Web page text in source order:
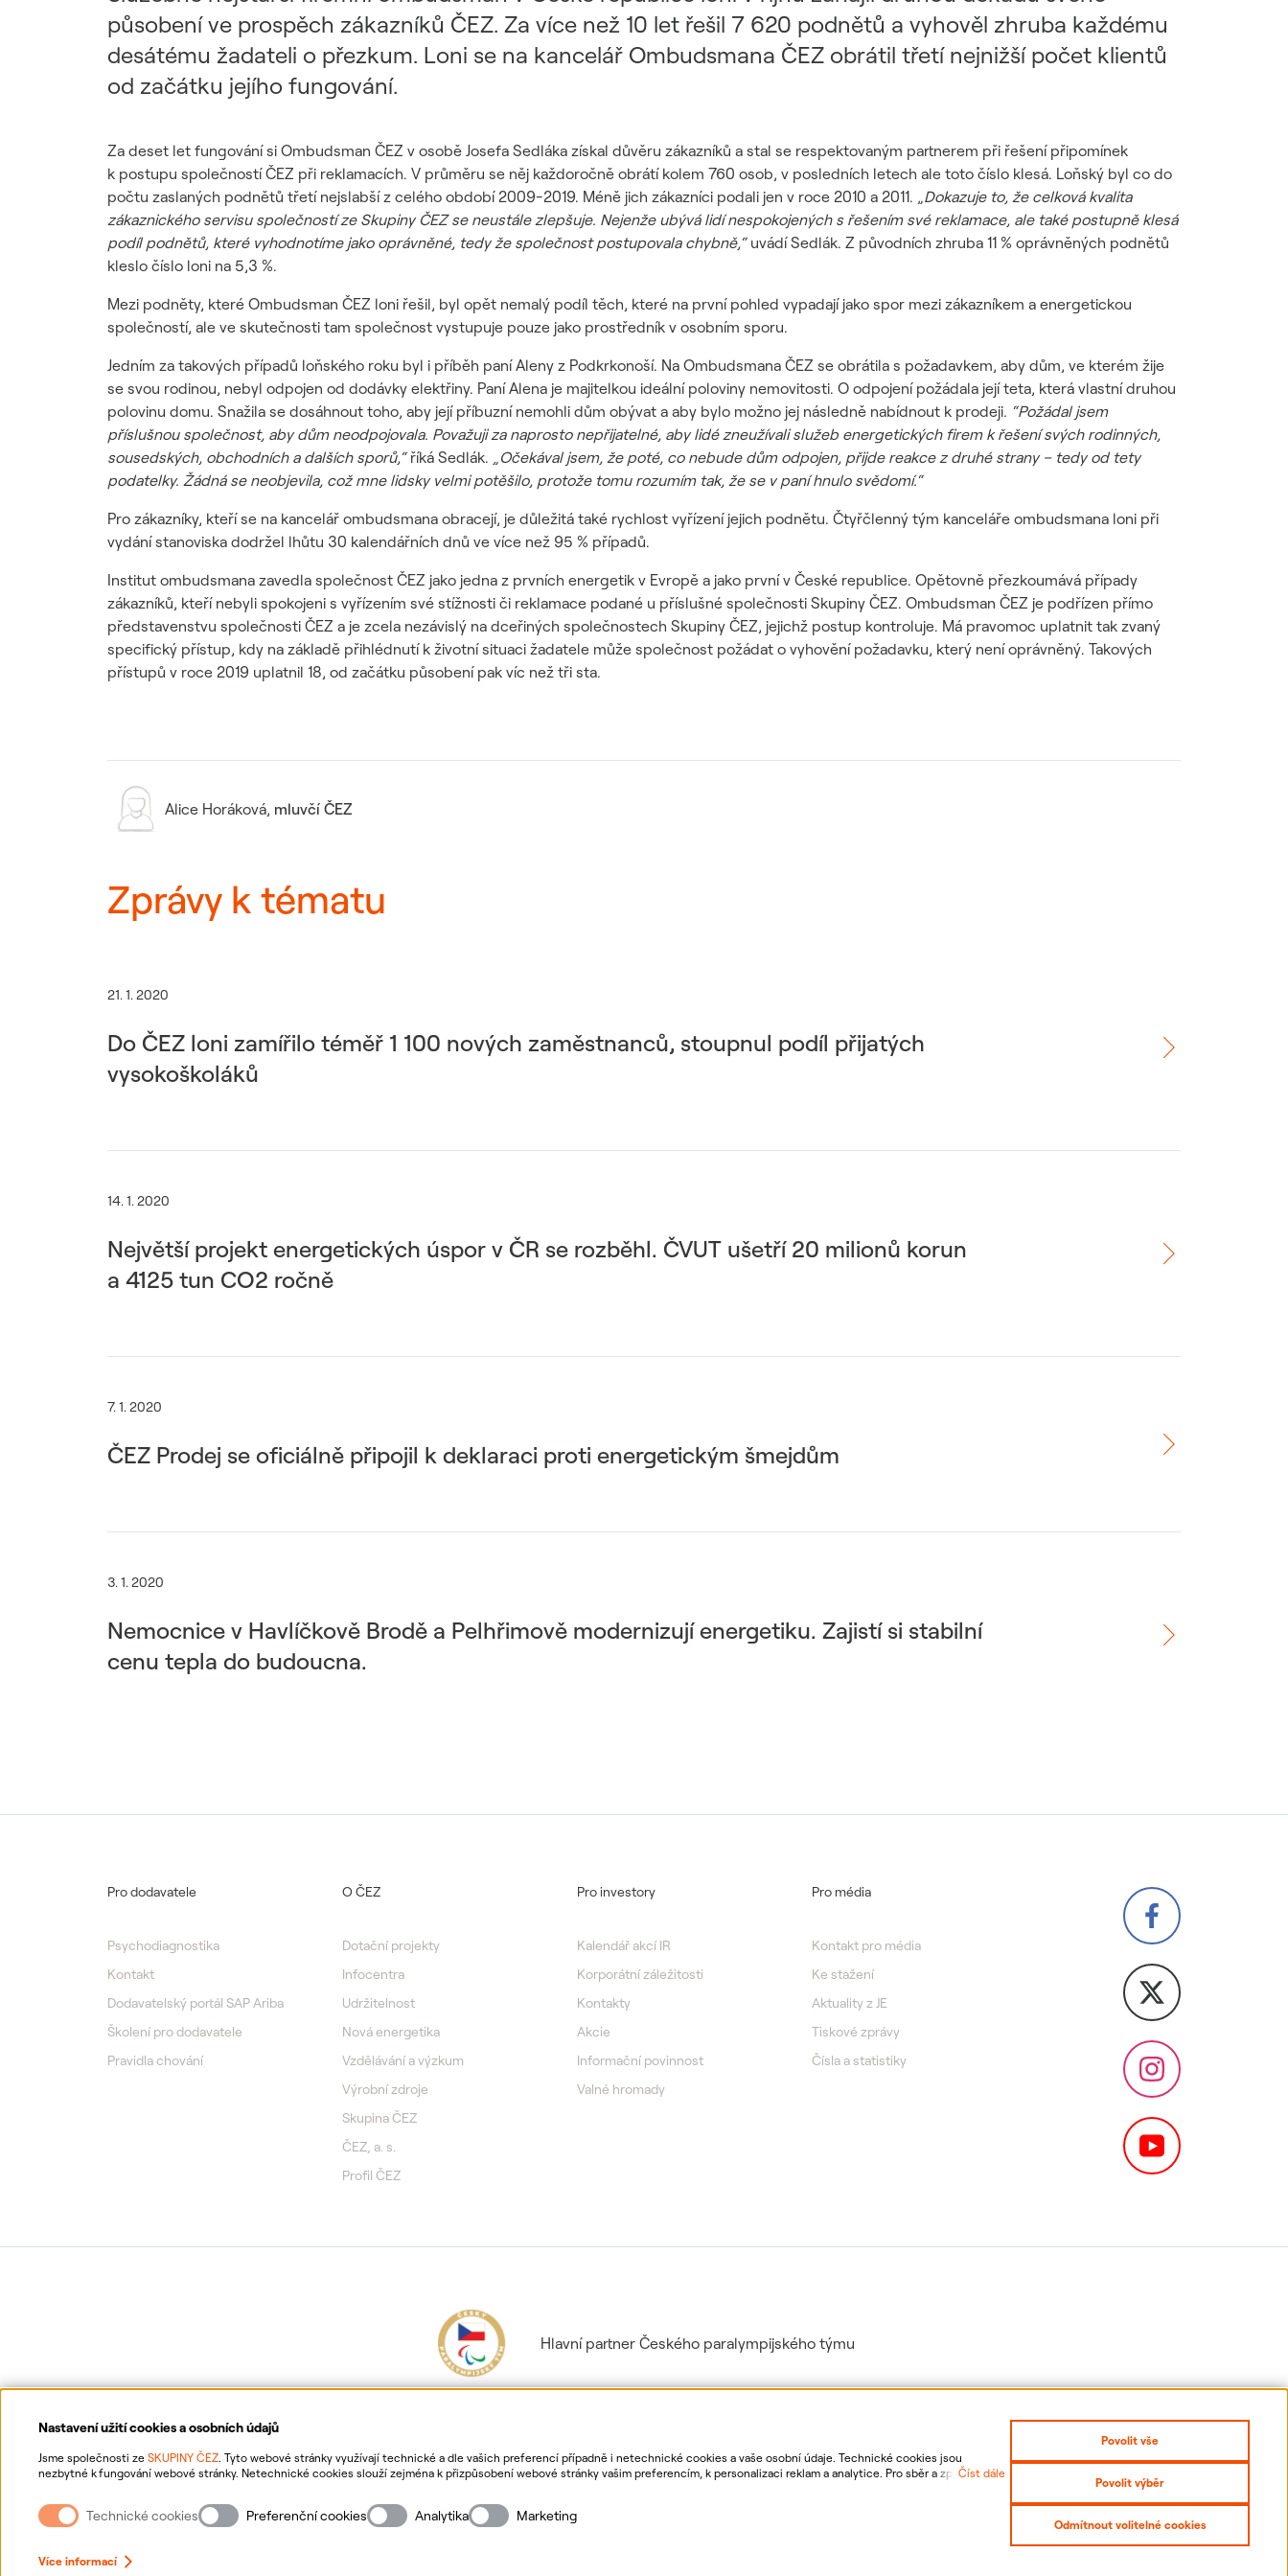
Nastavení užití cookies a osobních údajů
Jsme společnosti ze SKUPINY ČEZ. Tyto webové stránky využívají technické a dle vašich preferencí případně i netechnické cookies a vaše osobní údaje. Technické cookies jsou
nezbytné k fungování webové stránky. Netechnické cookies slouží zejména k přizpůsobení webové stránky vašim preferencím, k personalizaci reklam a analytice. Pro sběr a zpracování
souhlasů, naleznete
Číst dále
Technické cookies Preferenční cookies Analytika Marketing
Více informací
Povolit vše
Povolit výběr
Odmítnout volitelné cookies
řetězec / ESG dotazník
působení ve prospěch zákazníků ČEZ. Za více než 10 let řešil 7 620 podnětů a vyhověl zhruba každému
desátému žadateli o přezkum. Loni se na kancelář Ombudsmana ČEZ obrátil třetí nejnižší počet klientů
od začátku jejího fungování.
Za deset let fungování si Ombudsman ČEZ v osobě Josefa Sedláka získal důvěru zákazníků a stal se respektovaným partnerem při řešení připomínek
k postupu společností ČEZ při reklamacích. V průměru se něj každoročně obrátí kolem 760 osob, v posledních letech ale toto číslo klesá. Loňský byl co do
počtu zaslaných podnětů třetí nejslabší z celého období 2009-2019. Méně jich zákazníci podali jen v roce 2010 a 2011. „Dokazuje to, že celková kvalita
zákaznického servisu společností ze Skupiny ČEZ se neustále zlepšuje. Nejenže ubývá lidí nespokojených s řešením své reklamace, ale také postupně klesá
podíl podnětů, které vyhodnotíme jako oprávněné, tedy že společnost postupovala chybně,“uvádí Sedlák. Z původních zhruba 11 % oprávněných podnětů
kleslo číslo loni na 5,3 %.
Mezi podněty, které Ombudsman ČEZ loni řešil, byl opět nemalý podíl těch, které na první pohled vypadají jako spor mezi zákazníkem a energetickou
společností, ale ve skutečnosti tam společnost vystupuje pouze jako prostředník v osobním sporu.
Jedním za takových případů loňského roku byl i příběh paní Aleny z Podkrkonoší. Na Ombudsmana ČEZ se obrátila s požadavkem, aby dům, ve kterém žije
se svou rodinou, nebyl odpojen od dodávky elektřiny. Paní Alena je majitelkou ideální poloviny nemovitosti. O odpojení požádala její teta, která vlastní druhou
polovinu domu. Snažila se dosáhnout toho, aby její příbuzní nemohli dům obývat a aby bylo možno jej následně nabídnout k prodeji. “Požádal jsem
příslušnou společnost, aby dům neodpojovala. Považuji za naprosto nepřijatelné, aby lidé zneužívali služeb energetických firem k řešení svých rodinných,
sousedských, obchodních a dalších sporů,“říká Sedlák. „Očekával jsem, že poté, co nebude dům odpojen, přijde reakce z druhé strany – tedy od tety
podatelky. Žádná se neobjevila, což mne lidsky velmi potěšilo, protože tomu rozumím tak, že se v paní hnulo svědomí.“
Pro zákazníky, kteří se na kancelář ombudsmana obracejí, je důležitá také rychlost vyřízení jejich podnětu. Čtyřčlenný tým kanceláře ombudsmana loni při
vydání stanoviska dodržel lhůtu 30 kalendářních dnů ve více než 95 % případů.
Institut ombudsmana zavedla společnost ČEZ jako jedna z prvních energetik v Evropě a jako první v České republice. Opětovně přezkoumává případy
zákazníků, kteří nebyli spokojeni s vyřízením své stížnosti či reklamace podané u příslušné společnosti Skupiny ČEZ. Ombudsman ČEZ je podřízen přímo
představenstvu společnosti ČEZ a je zcela nezávislý na dceřiných společnostech Skupiny ČEZ, jejichž postup kontroluje. Má pravomoc uplatnit tak zvaný
specifický přístup, kdy na základě přihlédnutí k životní situaci žadatele může společnost požádat o vyhovění požadavku, který není oprávněný. Takových
přístupů v roce 2019 uplatnil 18, od začátku působení pak víc než tři sta.
Alice Horáková, mluvčí ČEZ
Zprávy k tématu
21. 1. 2020
Do ČEZ loni zamířilo téměř 1 100 nových zaměstnanců, stoupnul podíl přijatých
vysokoškoláků
14. 1. 2020
Největší projekt energetických úspor v ČR se rozběhl. ČVUT ušetří 20 milionů korun
a 4125 tun CO2 ročně
7. 1. 2020
ČEZ Prodej se oficiálně připojil k deklaraci proti energetickým šmejdům
3. 1. 2020
Nemocnice v Havlíčkově Brodě a Pelhřimově modernizují energetiku. Zajistí si stabilní
cenu tepla do budoucna.
Pro dodavatele
Psychodiagnostika
Kontakt
Dodavatelský portál SAP Ariba
Školení pro dodavatele
Pravidla chování
O ČEZ
Dotační projekty
Infocentra
Udržitelnost
Nová energetika
Vzdělávání a výzkum
Výrobní zdroje
Skupina ČEZ
ČEZ, a. s.
Profil ČEZ
Pro investory
Kalendář akcí IR
Korporátní záležitosti
Kontakty
Akcie
Informační povinnost
Valné hromady
Pro média
Kontakt pro média
Ke stažení
Aktuality z JE
Tiskové zprávy
Čísla a statistiky
Hlavní partner Českého paralympijského týmu
Prohlášení o přístupnosti